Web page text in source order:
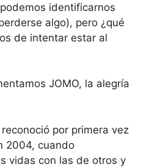
identificarnos
algo), pero ¿qué
de intentar estar al
JOMO, la alegría
por primera vez
2004, cuando
vidas con las de otros y